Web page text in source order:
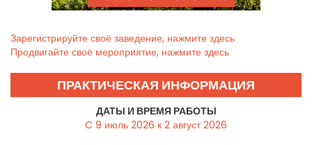
Зарегистрируйте своё заведение, нажмите здесь
Продвигайте своё мероприятие, нажмите здесь
ПРАКТИЧЕСКАЯ ИНФОРМАЦИЯ
ДАТЫ И ВРЕМЯ РАБОТЫ
C 9 июль 2026 к 2 август 2026